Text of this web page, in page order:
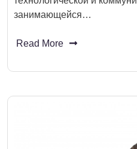
занимающейся…
Read More